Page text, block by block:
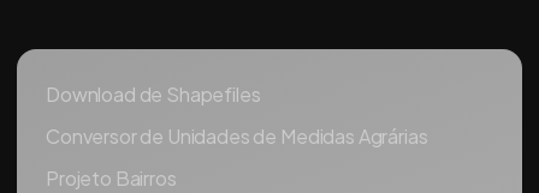
Download de Shapefiles
Conversor de Unidades de Medidas Agrárias
Projeto Bairros